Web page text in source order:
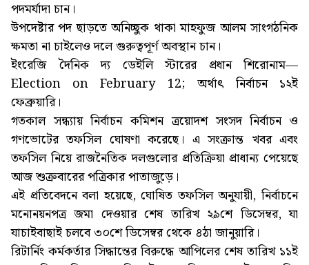
পদমর্যাদা চান।
উপদেষ্টার পদ ছাড়তে অনিচ্ছুক থাকা মাহফুজ আলম সাংগঠনিক
ক্ষমতা না চাইলেও দলে গুরুত্বপূর্ণ অবস্থান চান।
ইংরেজি দৈনিক দ্য ডেইলি স্টারের প্রধান শিরোনাম—
Election on February 12; অর্থাৎ নির্বাচন ১২ই
ফেব্রুয়ারি।
গতকাল সন্ধ্যায় নির্বাচন কমিশন ত্রয়োদশ সংসদ নির্বাচন ও
গণভোটের তফসিল ঘোষণা করেছে। এ সংক্রান্ত খবর এবং
তফসিল নিয়ে রাজনৈতিক দলগুলোর প্রতিক্রিয়া প্রাধান্য পেয়েছে
আজ শুক্রবারের পত্রিকার পাতাজুড়ে।
এই প্রতিবেদনে বলা হয়েছে, ঘোষিত তফসিল অনুযায়ী, নির্বাচনে
মনোনয়নপত্র জমা দেওয়ার শেষ তারিখ ২৯শে ডিসেম্বর, যা
যাচাইবাছাই চলবে ৩০শে ডিসেম্বর থেকে ৪ঠা জানুয়ারি।
রিটার্নিং কর্মকর্তার সিদ্ধান্তের বিরুদ্ধে আপিলের শেষ তারিখ ১১ই